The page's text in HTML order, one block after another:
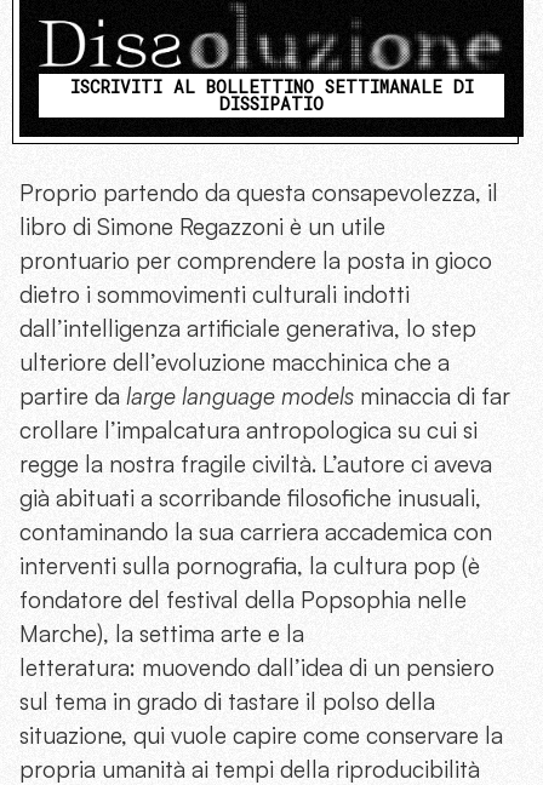
ISCRIVITI AL BOLLETTINO SETTIMANALE DI
DISSIPATIO
Proprio partendo da questa consapevolezza, il
libro di Simone Regazzoni è un utile
prontuario per comprendere la posta in gioco
dietro i sommovimenti culturali indotti
dall’intelligenza artificiale generativa, lo step
ulteriore dell’evoluzione macchinica che a
partire da large language models minaccia di far
crollare l’impalcatura antropologica su cui si
regge la nostra fragile civiltà. L’autore ci aveva
già abituati a scorribande filosofiche inusuali,
contaminando la sua carriera accademica con
interventi sulla pornografia, la cultura pop (è
fondatore del festival della Popsophia nelle
Marche), la settima arte e la
letteratura: muovendo dall’idea di un pensiero
sul tema in grado di tastare il polso della
situazione, qui vuole capire come conservare la
propria umanità ai tempi della riproducibilità